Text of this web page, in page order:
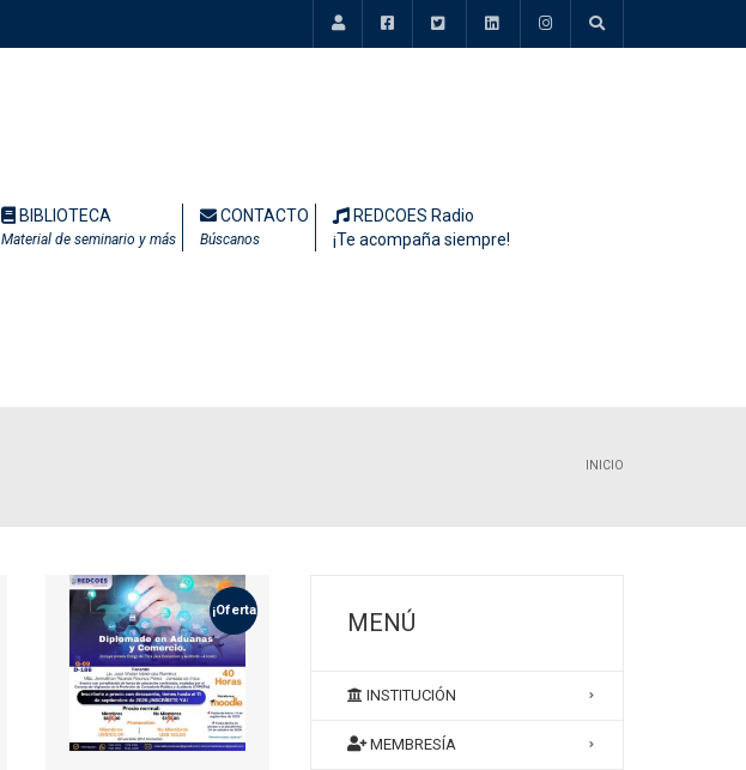
BIBLIOTECA
Material de seminario y más
CONTACTO
Búscanos
REDCOES Radio
¡Te acompaña siempre!
INICIO
¡Oferta! MENÚ
INSTITUCIÓN
MEMBRESÍA